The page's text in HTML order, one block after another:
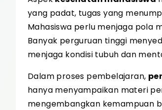
yang padat, tugas yang
Mahasiswa perlu menjaga pola
Banyak perguruan tinggi
menjaga kondisi tubuh dan
Dalam proses pembelajaran,
hanya menyampaikan materi
mengembangkan kemampuan